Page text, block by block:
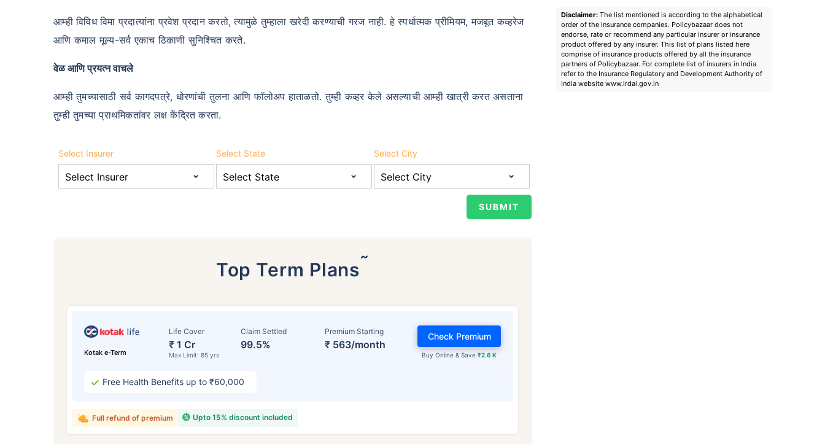
आम्ही विविध विमा प्रदात्यांना प्रवेश प्रदान करतो, त्यामुळे तुम्हाला खरेदी करण्याची गरज नाही. हे स्पर्धात्मक प्रीमियम, मजबूत कव्हरेज
आणि कमाल मूल्य-सर्व एकाच ठिकाणी सुनिश्चित करते.
वेळ आणि प्रयत्न वाचले
आम्ही तुमच्यासाठी सर्व कागदपत्रे, धोरणांची तुलना आणि फॉलोअप हाताळतो. तुम्ही कव्हर केले असल्याची आम्ही खात्री करत असताना
तुम्ही तुमच्या प्राथमिकतांवर लक्ष केंद्रित करता.
Select Insurer Select State Select City
Top Term Plans˜
Kotak e-Term
Life Cover
₹ 1 Cr
Max Limit: 85 yrs
Claim Settled
99.5%
Premium Starting
₹ 563/month
Buy Online & Save₹2.6 K
Check Premium
Free Health Benefits up to ₹60,000
Upto 15% discount included
Full refund of premium
Disclaimer: The list mentioned is according to the alphabetical
order of the insurance companies. Policybazaar does not
endorse, rate or recommend any particular insurer or insurance
product offered by any insurer. This list of plans listed here
comprise of insurance products offered by all the insurance
partners of Policybazaar. For complete list of insurers in India
refer to the Insurance Regulatory and Development Authority of
India website www.irdai.gov.in
वय टर्म विमा प्रीमियमवर कसापरिणाम करते